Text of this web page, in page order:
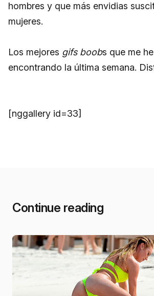
hombres y que más envidias
mujeres.
Los mejores gifs boobs que me
encontrando la última semana.
[nggallery id=33]
Continue reading